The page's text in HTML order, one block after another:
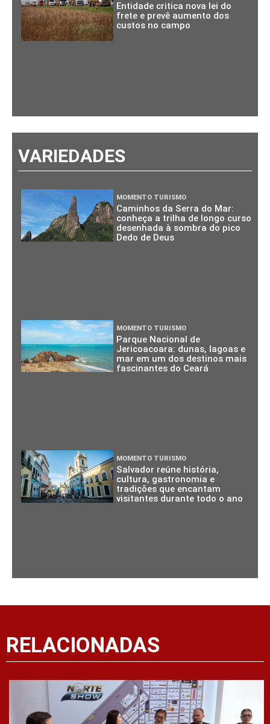
Entidade critica nova lei do
frete e prevê aumento dos
custos no campo
VARIEDADES
MOMENTO TURISMO
Caminhos da Serra do Mar:
conheça a trilha de longo curso
desenhada à sombra do pico
Dedo de Deus
MOMENTO TURISMO
Parque Nacional de
Jericoacoara: dunas, lagoas e
mar em um dos destinos mais
fascinantes do Ceará
MOMENTO TURISMO
Salvador reúne história,
cultura, gastronomia e
tradições que encantam
visitantes durante todo o ano
RELACIONADAS